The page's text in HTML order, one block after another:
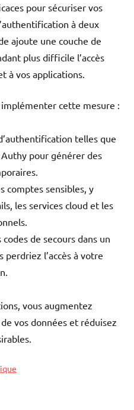
pour sécuriser vos
à deux
ajoute une couche de
plus difficile l’accès
à vos applications.
cette mesure :
telles que
pour générer des
comptes sensibles, y
les services cloud et les
de secours dans un
perdriez l’accès à votre
vous augmentez
vos données et réduisez